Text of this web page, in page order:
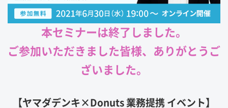
本セミナーは終了しました。
ご参加いただきました皆様、ありがとうご
ざいました。
【ヤマダデンキ×Donuts 業務提携 イベント】